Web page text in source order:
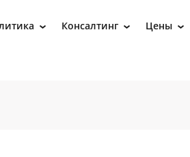
› Консалтинг › Цены ›